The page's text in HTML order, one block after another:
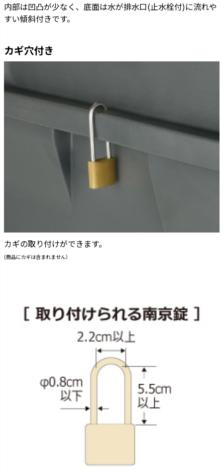
内部は凹凸が少なく、底面は水が排水口(止水栓付)に流れや
すい傾斜付きです。
カギ穴付き
カギの取り付けができます。
(商品にカギは含まれません）